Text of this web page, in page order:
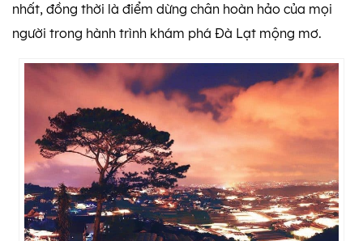
nhất, đồng thời là điểm dừng chân hoàn hảo của mọi
người trong hành trình khám phá Đà Lạt mộng mơ.